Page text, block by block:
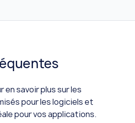
en savoir plus sur les
pour les logiciels et
pour vos applications.